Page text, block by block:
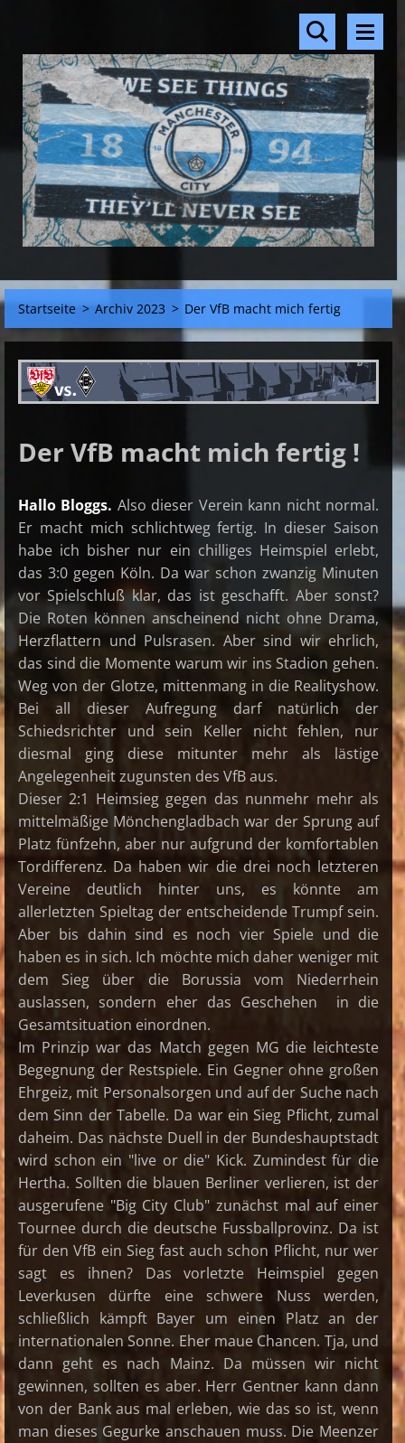
Startseite > Archiv 2023 > Der VfB macht mich fertig
Der VfB macht mich fertig !
Hallo Bloggs. Also dieser Verein kann nicht normal.
Er macht mich schlichtweg fertig. In dieser Saison
habe ich bisher nur ein chilliges Heimspiel erlebt,
das 3:0 gegen Köln. Da war schon zwanzig Minuten
vor Spielschluß klar, das ist geschafft. Aber sonst?
Die Roten können anscheinend nicht ohne Drama,
Herzflattern und Pulsrasen. Aber sind wir ehrlich,
das sind die Momente warum wir ins Stadion gehen.
Weg von der Glotze, mittenmang in die Realityshow.
Bei all dieser Aufregung darf natürlich der
Schiedsrichter und sein Keller nicht fehlen, nur
diesmal ging diese mitunter mehr als lästige
Angelegenheit zugunsten des VfB aus.
Dieser 2:1 Heimsieg gegen das nunmehr mehr als
mittelmäßige Mönchengladbach war der Sprung auf
Platz fünfzehn, aber nur aufgrund der komfortablen
Tordifferenz. Da haben wir die drei noch letzteren
Vereine deutlich hinter uns, es könnte am
allerletzten Spieltag der entscheidende Trumpf sein.
Aber bis dahin sind es noch vier Spiele und die
haben es in sich. Ich möchte mich daher weniger mit
dem Sieg über die Borussia vom Niederrhein
auslassen, sondern eher das Geschehen in die
Gesamtsituation einordnen.
Im Prinzip war das Match gegen MG die leichteste
Begegnung der Restspiele. Ein Gegner ohne großen
Ehrgeiz, mit Personalsorgen und auf der Suche nach
dem Sinn der Tabelle. Da war ein Sieg Pflicht, zumal
daheim. Das nächste Duell in der Bundeshauptstadt
wird schon ein "live or die" Kick. Zumindest für die
Hertha. Sollten die blauen Berliner verlieren, ist der
ausgerufene "Big City Club" zunächst mal auf einer
Tournee durch die deutsche Fussballprovinz. Da ist
für den VfB ein Sieg fast auch schon Pflicht, nur wer
sagt es ihnen? Das vorletzte Heimspiel gegen
Leverkusen dürfte eine schwere Nuss werden,
schließlich kämpft Bayer um einen Platz an der
internationalen Sonne. Eher maue Chancen. Tja, und
dann geht es nach Mainz. Da müssen wir nicht
gewinnen, sollten es aber. Herr Gentner kann dann
von der Bank aus mal erleben, wie das so ist, wenn
man dieses Gegurke anschauen muss. Die Meenzer